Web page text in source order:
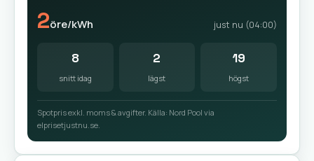
2öre/kWh just nu (04:00)
8
snitt idag
2
lägst
19
högst
Spotpris exkl. moms & avgifter. Källa: Nord Pool via
elprisetjustnu.se.